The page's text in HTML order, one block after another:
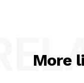
More